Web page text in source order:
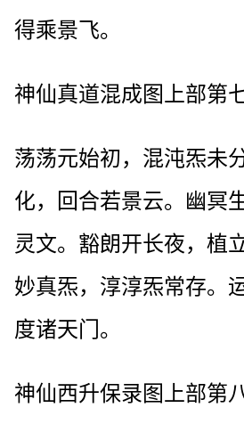
得乘景飞。
神仙真道混成图上部第
荡荡元始初，混沌炁未
化，回合若景云。幽冥
灵文。豁朗开长夜，植
妙真炁，淳淳炁常存。
度诸天门。
神仙西升保录图上部第